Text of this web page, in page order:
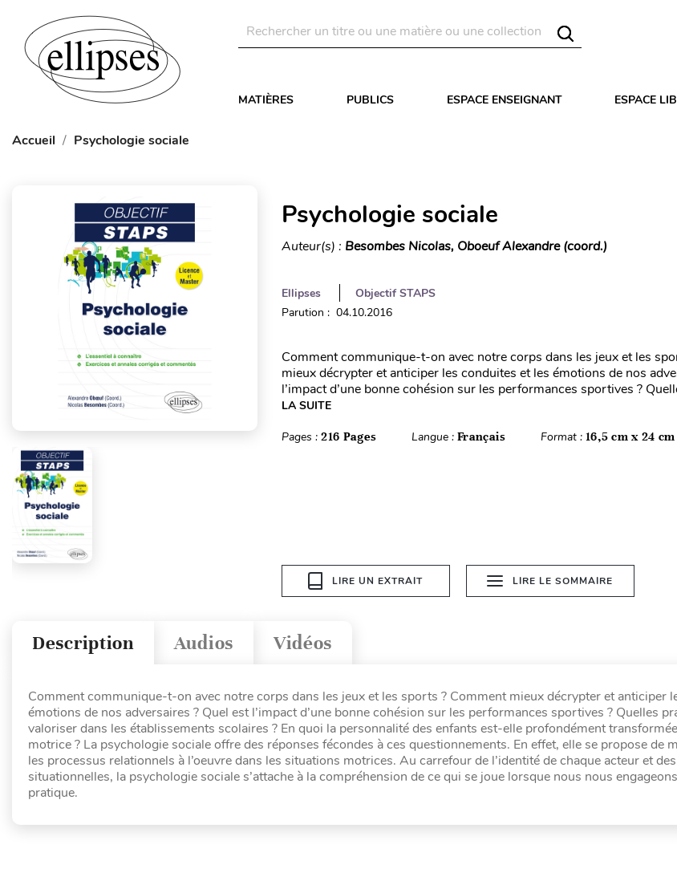
MATIÈRES PUBLICS ESPACE ENSEIGNANT ESPACE
Accueil Psychologie sociale
Psychologie sociale
Auteur(s) : Besombes Nicolas, Oboeuf Alexandre (coord.)
Ellipses
Objectif STAPS
Parution : 04.10.2016
Comment communique-t-on avec notre corps dans les jeux et les
mieux décrypter et anticiper les conduites et les émotions de nos
l’impact d’une bonne cohésion sur les performances sportives ?
LA SUITE
Pages : 216 Pages Langue : Français Format : 16,5 cm x 24 cm
LIRE UN EXTRAIT LIRE LE SOMMAIRE
Vidéos
Audios
Description
Comment communique-t-on avec notre corps dans les jeux et les sports ? Comment mieux décrypter et anticiper
émotions de nos adversaires ? Quel est l’impact d’une bonne cohésion sur les performances sportives ? Quelles
valoriser dans les établissements scolaires ? En quoi la personnalité des enfants est-elle profondément
motrice ? La psychologie sociale offre des réponses fécondes à ces questionnements. En effet, elle se propose de
les processus relationnels à l’oeuvre dans les situations motrices. Au carrefour de l’identité de chaque acteur et
situationnelles, la psychologie sociale s’attache à la compréhension de ce qui se joue lorsque nous nous
pratique.